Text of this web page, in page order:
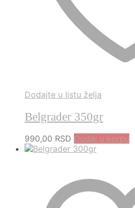
Dodajte u listu želja
Belgrader 350gr
990,00 RSD Dodaj u korpu